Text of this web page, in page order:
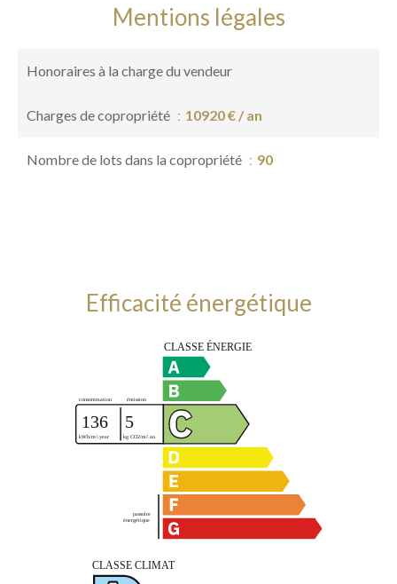
Mentions légales
Honoraires à la charge du vendeur
Charges de copropriété 10920 € / an
Nombre de lots dans la copropriété 90
Efficacité énergétique